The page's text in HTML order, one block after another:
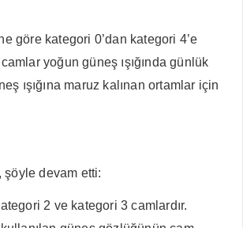
göre kategori 0’dan kategori 4’e
yoğun güneş ışığında günlük
ışığına maruz kalınan ortamlar için
şöyle devam etti:
2 ve kategori 3 camlardır.